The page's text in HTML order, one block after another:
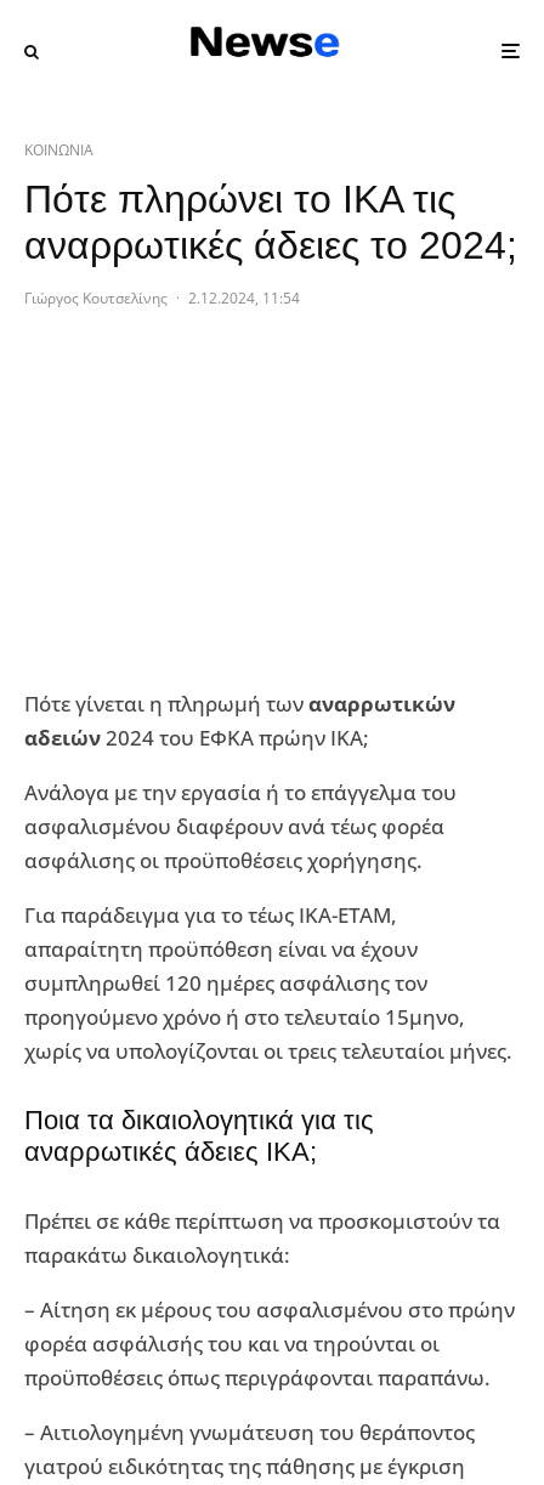
ΚΟΙΝΩΝΙΑ
Πότε πληρώνει το ΙΚΑ τις
αναρρωτικές άδειες το 2024;
Γιώργος Κουτσελίνης · 2.12.2024, 11:54
Πότε γίνεται η πληρωμή τωναναρρωτικών
αδειών2024 του ΕΦΚΑ πρώην ΙΚΑ;
Ανάλογα με την εργασία ή το επάγγελμα του
ασφαλισμένου διαφέρουν ανά τέως φορέα
ασφάλισης οι προϋποθέσεις χορήγησης.
Για παράδειγμα για το τέως ΙΚΑ-ΕΤΑΜ,
απαραίτητη προϋπόθεση είναι να έχουν
συμπληρωθεί 120 ημέρες ασφάλισης τον
προηγούμενο χρόνο ή στο τελευταίο 15μηνο,
χωρίς να υπολογίζονται οι τρεις τελευταίοι μήνες.
Ποια τα δικαιολογητικά για τις
αναρρωτικές άδειες ΙΚΑ;
Πρέπει σε κάθε περίπτωση να προσκομιστούν τα
παρακάτω δικαιολογητικά:
– Αίτηση εκ μέρους του ασφαλισμένου στο πρώην
φορέα ασφάλισής του και να τηρούνται οι
προϋποθέσεις όπως περιγράφονται παραπάνω.
– Αιτιολογημένη γνωμάτευση του θεράποντος
γιατρού ειδικότητας της πάθησης με έγκριση